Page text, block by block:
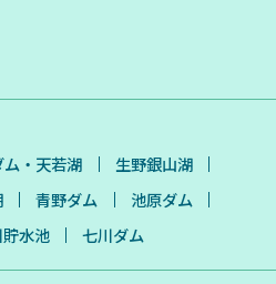
ム・天若湖
生野銀山湖
青野ダム
池原ダム
水池 七川ダム